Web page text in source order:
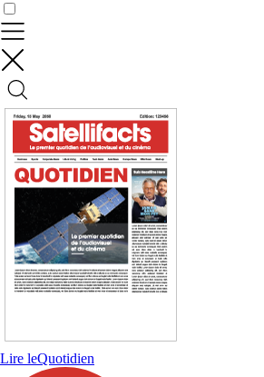
Lire leQuotidien
Contrôler vos données